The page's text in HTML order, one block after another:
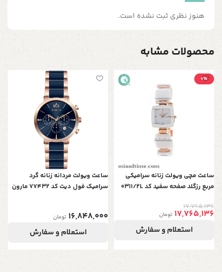
هنوز نظری ثبت نشده است.
محصولات مشابه
0٪
ساعت مچی ویولت زنانه سرامیکی
مربع رزگلد صفحه سفید کد 0311/2L
17,765,136
17,765,136 تومان
استعلام و سفارش
ساعت ویولت مردانه زنانه گرد
سرامیک فول دیت کد 77432 مارون
16,848,000 تومان
استعلام و سفارش